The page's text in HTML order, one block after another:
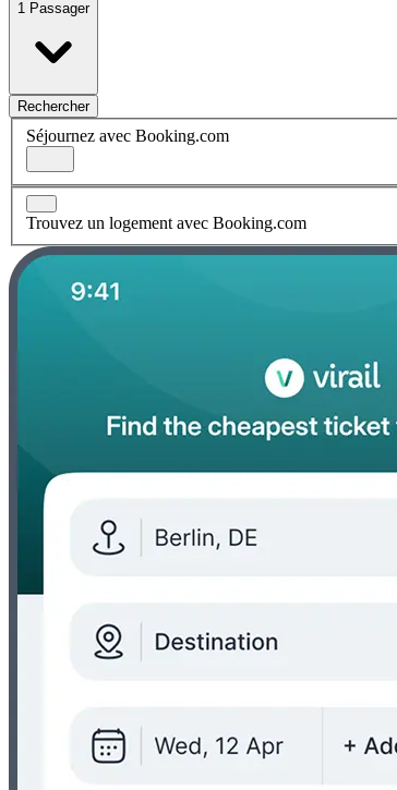
1 Passager
Rechercher
Séjournez avec Booking.com
Trouvez un logement avec Booking.com